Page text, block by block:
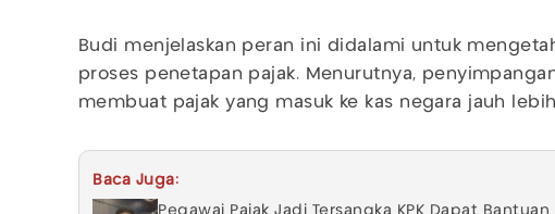
Budi menjelaskan peran ini didalami untuk
proses penetapan pajak. Menurutnya,
membuat pajak yang masuk ke kas negara jauh
Baca Juga:
Pegawai Pajak Jadi Tersangka KPK Dapat Bantuan